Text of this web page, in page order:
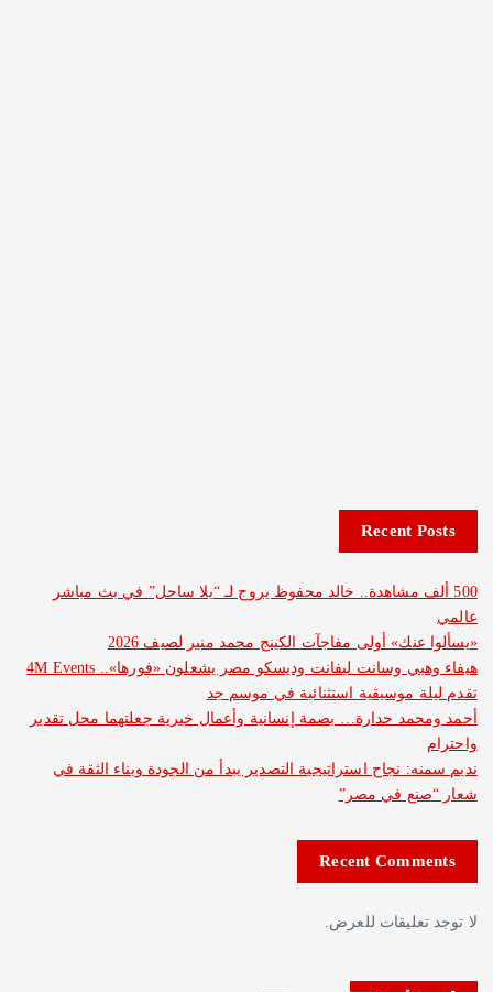
Recent
مشاهدة.. خالد محفوظ يروج لـ “يلا ساحل” في بث مباشر
أولى مفاجآت الكينج محمد منير لصيف 2026
هيفاء وهبي وسانت ليفانت وديسكو مصر يشعلون «فورها».. 4M Events
موسيقية استثنائية في موسم جد
حدارة… بصمة إنسانية وأعمال خيرية جعلتهما محل تقدير
نجاح استراتيجية التصدير يبدأ من الجودة وبناء الثقة في
في مصر”
Recent
للعرض.